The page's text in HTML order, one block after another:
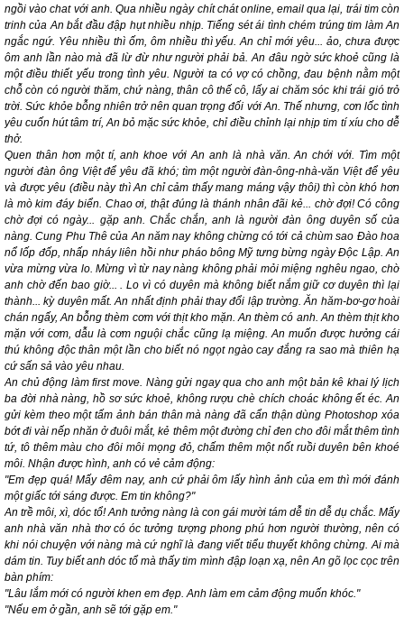
ngồi vàochatvới anh. Qua nhiều ngày chít chát online, email qua lại, trái tim còn
trinh của An bắt đầu đập hụt nhiều nhịp. Tiếng sét ái tình chém trúng tim làm An
ngắc ngứ. Yêu nhiều thì ốm, ôm nhiều thì yếu. An chỉ mới yêu... ảo, chưa được
ôm anh lần nào mà đã lừ đừ như người phải bả. An đâu ngờ sức khoẻ cũng là
một điều thiết yếu trong tình yêu. Người ta có vợ có chồng, đau bệnh nằm một
chỗ còn có người thăm, chứ nàng, thân cô thế cô, lấy ai chăm sóc khi trái gió trở
trời. Sức khỏe bỗng nhiên trở nên quan trọng đối với An. Thế nhưng, cơn lốc tình
yêu cuốn hút tâm trí, An bỏ mặc sức khỏe, chỉ điều chỉnh lại nhịp tim tí xíu cho dễ
thở.
Quen thân hơn một tí, anh khoe với An anh là nhà văn. An chới với. Tìm một
người đàn ông Việt để yêu đã khó; tìm một người đàn-ông-nhà-văn Việt để yêu
và được yêu (điều này thì An chỉ cảm thấy mang máng vậy thôi) thì còn khó hơn
là mò kim đáy biển. Chao ơi, thật đúng là thánh nhân đãi kẻ... chờ đợi! Có công
chờ đợi có ngày... gặp anh. Chắc chắn, anh là người đàn ông duyên số của
nàng. Cung Phu Thê của An năm nay không chừng có tới cả chùm sao Đào hoa
nổ lốp đốp, nhấp nháy liên hồi như pháo bông Mỹ tưng bừng ngày Độc Lập. An
vừa mừng vừa lo. Mừng vì từ nay nàng không phải mỏi miệng nghêu ngao, chờ
anh chờ đến bao giờ... . Lo vì có duyên mà không biết nắm giữ cơ duyên thì lại
thành... kỳ duyên mất. An nhất định phải thay đổi lập trường. Ăn hăm-bơ-gơ hoài
chán ngấy, An bỗng thèm cơm với thịt kho mặn. An thèm có anh. An thèm thịt kho
mặn với cơm, dẫu là cơm nguội chắc cũng lạ miệng. An muốn được hưởng cái
thú không độc thân một lần cho biết nó ngọt ngào cay đắng ra sao mà thiên hạ
cứ sấn sả vào yêu nhau.
An chủ động làmfirst move. Nàng gửi ngay qua cho anh một bản kê khai lý lịch
ba đời nhà nàng, hồ sơ sức khoẻ, không rượu chè chích choác không ết éc. An
gửi kèm theo một tấm ảnh bán thân mà nàng đã cẩn thận dùng Photoshop xóa
bớt đi vài nếp nhăn ở đuôi mắt, kẻ thêm một đường chỉ đen cho đôi mắt thêm tình
tứ, tô thêm màu cho đôi môi mọng đỏ, chấm thêm một nốt ruồi duyên bên khoé
môi. Nhận được hình, anh có vẻ cảm động:
"Em đẹp quá! Mấy đêm nay, anh cứ phải ôm lấy hình ảnh của em thì mới đánh
một giấc tới sáng được. Em tin không?"
An trề môi, xì, dóc tổ! Anh tưởng nàng là con gái mười tám dễ tin dễ dụ chắc. Mấy
anh nhà văn nhà thơ có óc tưởng tượng phong phú hơn người thường, nên có
khi nói chuyện với nàng mà cứ nghĩ là đang viết tiểu thuyết không chừng. Ai mà
dám tin. Tuy biết anh dóc tổ mà thấy tim mình đập loạn xạ, nên An gõ lọc cọc trên
bàn phím:
"Lâu lắm mới có người khen em đẹp. Anh làm em cảm động muốn khóc."
"Nếu em ở gần, anh sẽ tới gặp em."